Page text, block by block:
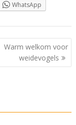
WhatsApp
Warm welkom voor
weidevogels